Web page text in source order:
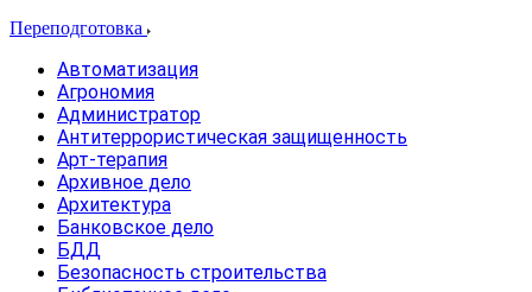
Переподготовка
Автоматизация
Агрономия
Администратор
Антитеррористическая защищенность
Арт-терапия
Архивное дело
Архитектура
Банковское дело
БДД
Безопасность строительства